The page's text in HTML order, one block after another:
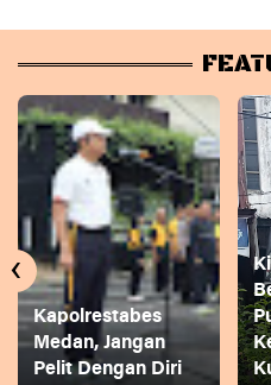
Kapolrestabes
Medan, Jangan
Pelit Dengan Diri
‹